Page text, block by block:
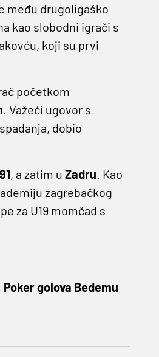
među drugoligaško
kao slobodni igrači s
koji su prvi
početkom
. Važeći ugovor s
dobio
, a zatim u Zadru . Kao
zagrebačkog
za U19 momčad s
golova Bedemu